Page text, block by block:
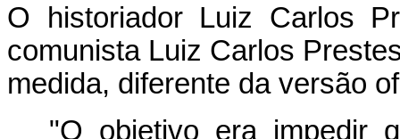
O historiador Luiz Carlos
comunista Luiz Carlos
medida, diferente da versão
"O objetivo era impedir